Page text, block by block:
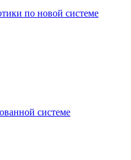
по новой системе
системе